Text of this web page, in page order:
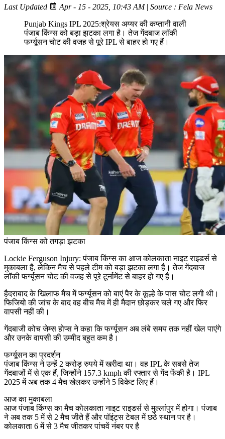
Last Updated Apr - 15 - 2025, 10:43 AM| Source : Fela News
Punjab Kings IPL 2025:श्रेयस अय्यर की कप्तानी वाली
पंजाब किंग्स को बड़ा झटका लगा है। तेज गेंदबाज लॉकी
फर्ग्यूसन चोट की वजह से पूरे IPL से बाहर हो गए हैं।
पंजाब किंग्स को तगड़ा झटका
Lockie Ferguson Injury: पंजाब किंग्स का आज कोलकाता नाइट राइडर्स से
मुकाबला है, लेकिन मैच से पहले टीम को बड़ा झटका लगा है। तेज गेंदबाज
लॉकी फर्ग्यूसन चोट की वजह से पूरे टूर्नामेंट से बाहर हो गए हैं।
हैदराबाद के खिलाफ मैच में फर्ग्यूसन को बाएं पैर के कूल्हे के पास चोट लगी थी।
फिजियो की जांच के बाद वह बीच मैच में ही मैदान छोड़कर चले गए और फिर
वापसी नहीं की।
गेंदबाजी कोच जेम्स होप्स ने कहा कि फर्ग्यूसन अब लंबे समय तक नहीं खेल पाएंगे
और उनके वापसी की उम्मीद बहुत कम है।
फर्ग्यूसन का प्रदर्शन
पंजाब किंग्स ने उन्हें 2 करोड़ रुपये में खरीदा था। वह IPL के सबसे तेज
गेंदबाजों में से एक हैं, जिन्होंने 157.3 kmph की रफ्तार से गेंद फेंकी है। IPL
2025 में अब तक 4 मैच खेलकर उन्होंने 5 विकेट लिए हैं।
आज का मुकाबला
आज पंजाब किंग्स का मैच कोलकाता नाइट राइडर्स से मुल्लांपुर में होगा। पंजाब
ने अब तक 5 में से 2 मैच जीते हैं और पॉइंट्स टेबल में छठे स्थान पर है।
कोलकाता 6 में से 3 मैच जीतकर पांचवें नंबर पर है